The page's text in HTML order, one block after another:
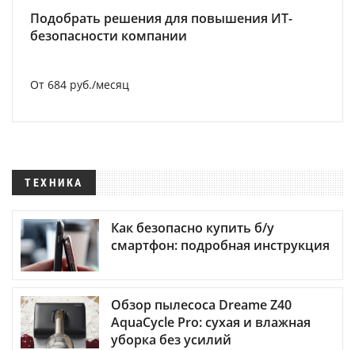
Подобрать решения для повышения ИТ-
безопасности компании
От 684 руб./месяц
ТЕХНИКА
Как безопасно купить б/у
смартфон: подробная инструкция
Обзор пылесоса Dreame Z40
AquaCycle Pro: сухая и влажная
уборка без усилий